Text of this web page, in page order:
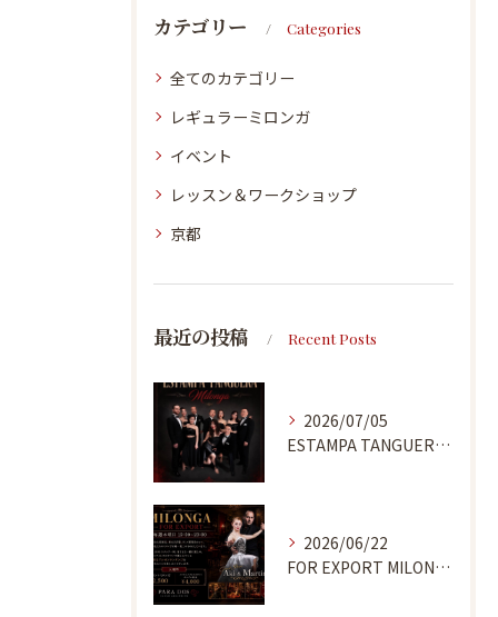
カテゴリー Categories
全てのカテゴリー
レギュラーミロンガ
イベント
レッスン＆ワークショップ
京都
最近の投稿 Recent Posts
2026/07/05
ESTAMPA TANGUERA MILONGA
2026/06/22
FOR EXPORT MILONGA 7/9